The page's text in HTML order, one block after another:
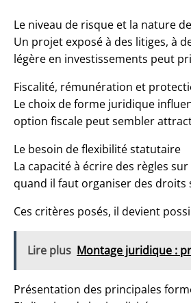
Le niveau de risque et la nature
Un projet exposé à des litiges, à
légère en investissements peut
Fiscalité, rémunération et
Le choix de forme juridique
option fiscale peut sembler
Le besoin de flexibilité statutaire
La capacité à écrire des règles
quand il faut organiser des droits
Ces critères posés, il devient
Lire plus Montage juridique :
Présentation des principales